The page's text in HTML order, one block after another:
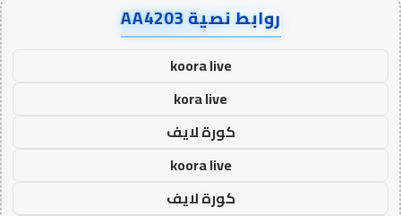
روابط نصية AA4203
koora live
kora live
كورة لايف
koora live
كورة لايف